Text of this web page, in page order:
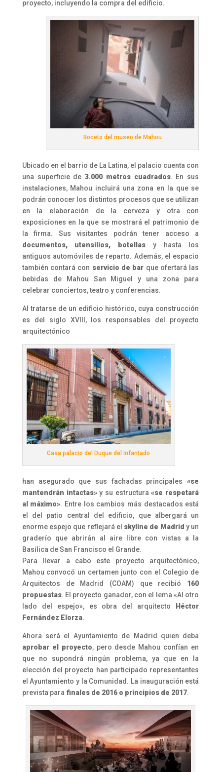
proyecto, incluyendo la compra del edificio.
Boceto del museo de Mahou
Ubicado en el barrio de La Latina, el palacio cuenta con
una superficie de3.000 metros cuadrados. En sus
instalaciones, Mahou incluirá una zona en la que se
podrán conocer los distintos procesos que se utilizan
en la elaboración de la cerveza y otra con
exposiciones en la que se mostrará el patrimonio de
la firma. Sus visitantes podrán tener acceso a
documentos, utensilios, botellas y hasta los
antiguos automóviles de reparto. Además, el espacio
también contará con servicio de bar que ofertará las
bebidas de Mahou San Miguel y una zona para
celebrar conciertos, teatro y conferencias.
Al tratarse de un edificio histórico, cuya construcción
es del siglo XVIII, los responsables del proyecto
arquitectónico
Casa palacio del Duque del Infantado
han asegurado que sus fachadas principales«se
mantendrán intactas»y su estructura «se respetará
al máximo». Entre los cambios más destacados está
el del patio central del edificio, que albergará un
enorme espejo que reflejará el skyline de Madrid y un
graderío que abrirán al aire libre con vistas a la
Basílica de San Francisco el Grande.
Para llevar a cabo este proyecto arquitectónico,
Mahou convocó un certamen junto con el Colegio de
Arquitectos de Madrid (COAM) que recibió 160
propuestas. El proyecto ganador, con el lema «Al otro
lado del espejo», es obra del arquitecto
Héctor
Fernández Elorza.
Ahora será el Ayuntamiento de Madrid quien deba
aprobar el proyecto, pero desde Mahou confían en
que no supondrá ningún problema, ya que en la
elección del proyecto han participado representantes
el Ayuntamiento y la Comunidad. La inauguración está
prevista para finales de 2016 o principios de 2017.